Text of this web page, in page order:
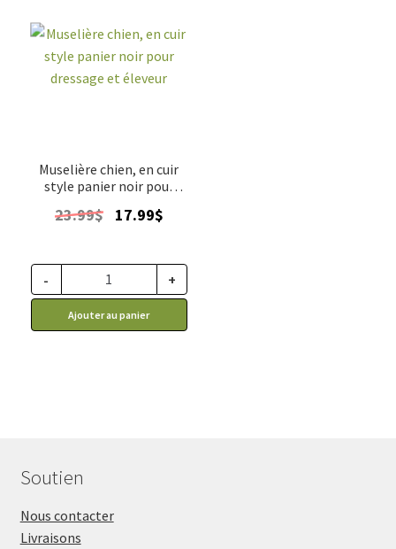
Muselière chien, en cuir
style panier noir pour
23.99$ Le
était :
23.99$.
17.99$Le
est :
17.99$.
- +
Ajouter au panier
Soutien
Nous contacter
Livraisons